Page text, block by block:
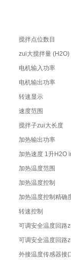
搅拌点位数目
zui大搅拌量 (H2O)
电机输入功率
电机输出功率
转速显示
速度范围
搅拌子zui大长度
加热输出功率
加热速度 1升H2O
加热温度范围
加热温度控制
加热温度控制精确
转速控制
可调安全温度回路
可调安全温度回路
外接温度传感器接